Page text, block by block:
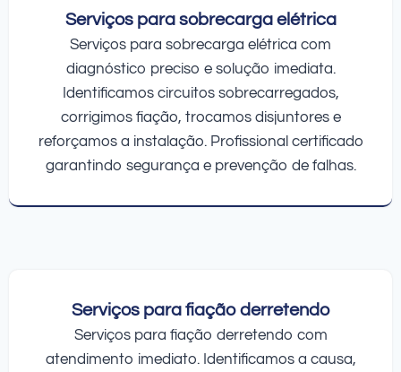
Serviços para sobrecarga elétrica
Serviços para sobrecarga elétrica com
diagnóstico preciso e solução imediata.
Identificamos circuitos sobrecarregados,
corrigimos fiação, trocamos disjuntores e
reforçamos a instalação. Profissional certificado
garantindo segurança e prevenção de falhas.
Serviços para fiação derretendo
Serviços para fiação derretendo com
atendimento imediato. Identificamos a causa,